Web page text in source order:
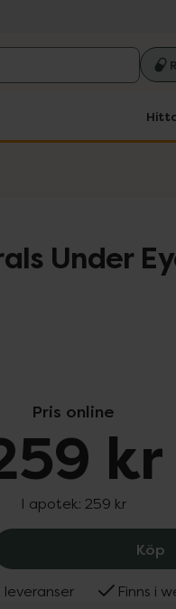
Under
Pris online
kr
I apotek: 259 kr
Köp
Finns i